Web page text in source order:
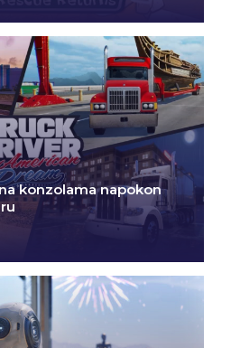
konzolama napokon